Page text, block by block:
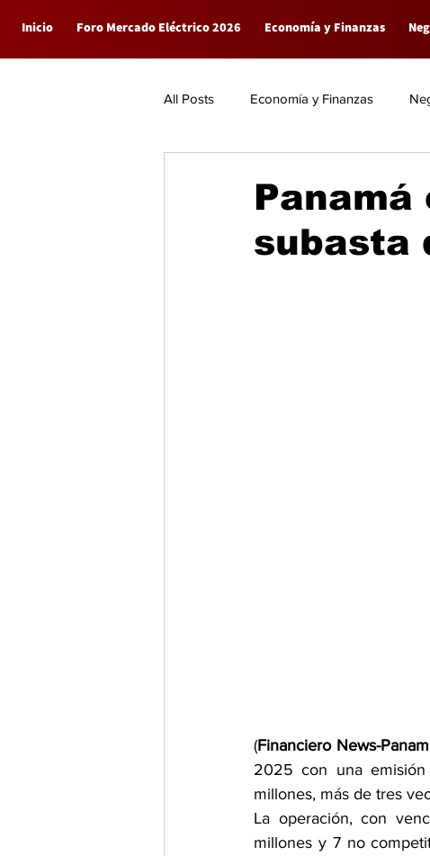
Inicio Foro Mercado Eléctrico 2026 Economía y Finanzas
All Posts Economía y Finanzas
subasta
(Financiero News-
2025 con una emisión
millones, más de tres
La operación, con
millones y 7 no